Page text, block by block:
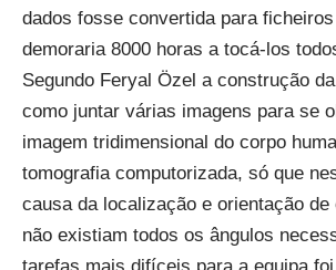
dados fosse convertida para
demoraria 8000 horas a tocá-los
Segundo Feryal Özel a construção
como juntar várias imagens para se
imagem tridimensional do corpo
tomografia computorizada, só que
causa da localização e orientação de
não existiam todos os ângulos